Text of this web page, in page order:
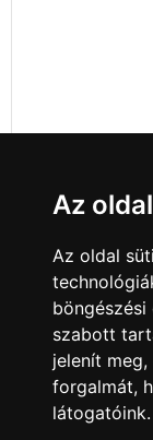
Minden
Az
Az oldal
szabott
jelenít
forgalmát,
látogatóink.